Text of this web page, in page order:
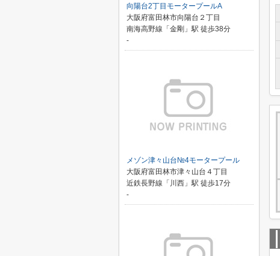
向陽台2丁目モータープールA
大阪府富田林市向陽台２丁目
南海高野線「金剛」駅 徒歩38分
-
メゾン津々山台№4モータープール
大阪府富田林市津々山台４丁目
近鉄長野線「川西」駅 徒歩17分
-